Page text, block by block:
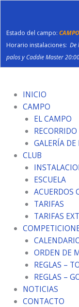
Estado del campo:
Horario instalaciones: De
palos y Caddie Master
contenido
INICIO
CAMPO
EL CAMPO
GALERÍA
CLUB
ESCUELA
ACUERDOS
TARIFAS
TARIFAS
ORDEN DE
REGLAS –
REGLAS –
NOTICIAS
CONTACTO